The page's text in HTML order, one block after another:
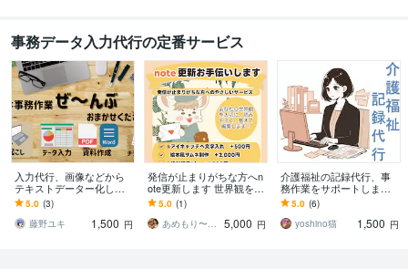
事務データ入力代行の定番サービス
入力代行、画像などから
テキストデーター化しま
す 格安！紙資料からのデ
ーター化 お手伝いしま
す！！
5.0 (3)
藤野ユキ
1,500 円
発信が止まりがちな方へn
ote更新します 世界観を大
切に投稿をお手伝い☕️
5.0 (1)
あめもり〜似顔絵イラスト〜
5,000 円
介護福祉の記録代行、事
務作業をサポートします
手書きからのシステム化
や入力時間が取れないお
悩みを解決します
5.0 (6)
yoshino猫
1,500 円